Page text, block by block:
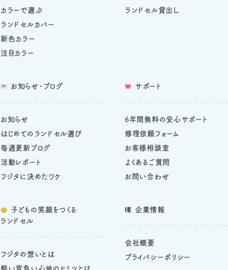
カラーで選ぶ
ランドセルカバー
新色カラー
注目カラー
ランドセル貸出し
子どもの笑顔をつくる
ランドセル
フジタの想いとは
軽い背負い心地のヒミツとは
お知らせ・ブログ
お知らせ
はじめてのランドセル選び
毎週更新ブログ
活動レポート
フジタに決めたワケ
サポート
6年間無料の安心サポート
修理依頼フォーム
お客様相談室
よくあるご質問
お問い合わせ
企業情報
会社概要
プライバシーポリシー